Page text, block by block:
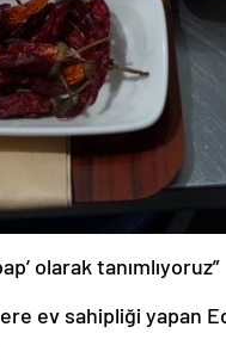
olarak tanımlıyoruz”
ev sahipliği yapan